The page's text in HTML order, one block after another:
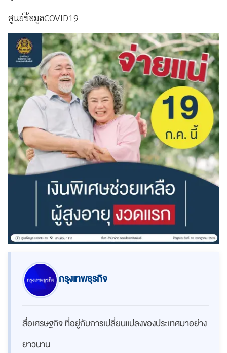
ศูนย์ข้อมูลCOVID19
กรุงเทพธุรกิจ
สื่อเศรษฐกิจ ที่อยู่กับการเปลี่ยนแปลงของประเทศมาอย่าง
ยาวนาน